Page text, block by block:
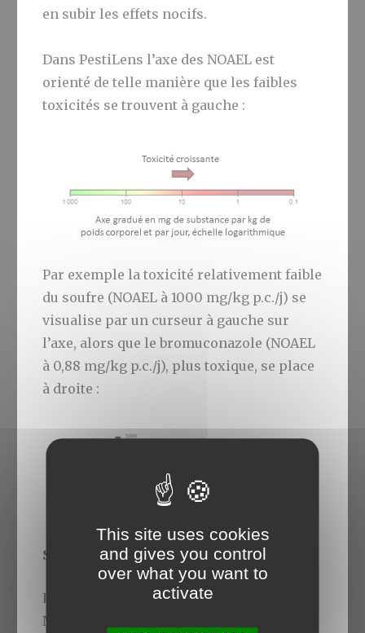
en subir les effets nocifs.
Dans PestiLens l’axe des NOAEL est
orienté de telle manière que les faibles
toxicités se trouvent à gauche :
Par exemple la toxicité relativement faible
du soufre (NOAEL à 1000 mg/kg p.c./j) se
visualise par un curseur à gauche sur
l’axe, alors que le bromuconazole (NOAEL
à 0,88 mg/kg p.c./j), plus toxique, se place
à droite :
Substances CMR
En plus de permettre de visualiser les
NOAEL, l’outil s’intéresse plus
This site uses cookies
and gives you control
over what you want to
activate